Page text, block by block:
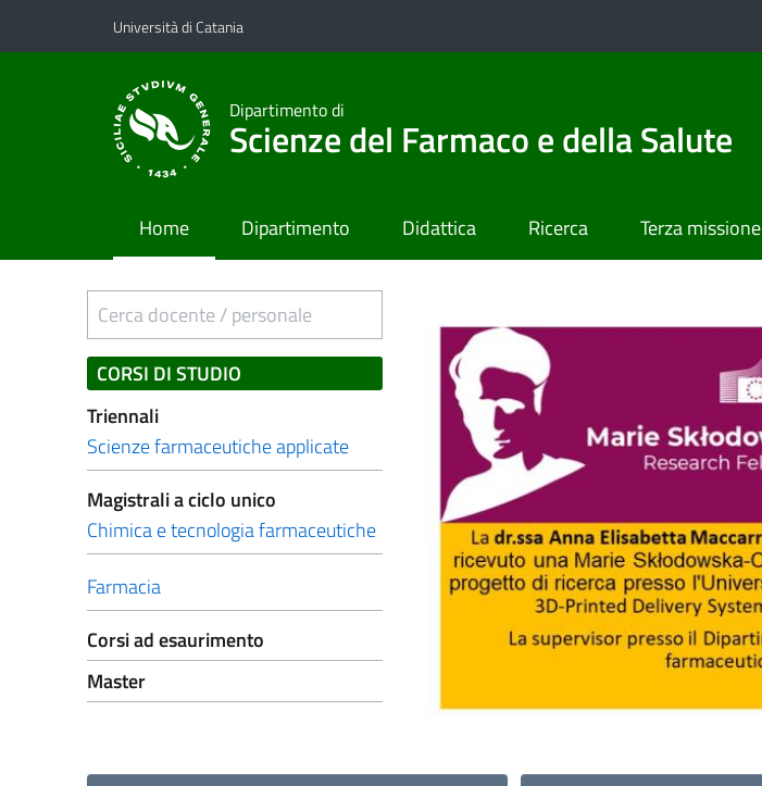
Vai al contenuto principale
Vai al menu di navigazione
Università di Catania
Dipartimento di
Scienze del Farmaco e della Salute
Home Dipartimento Didattica Ricerca Terza missione
Cerca docente / personale
CORSI DI STUDIO
Triennali
Scienze farmaceutiche applicate
Magistrali a ciclo unico
Chimica e tecnologia farmaceutiche
Farmacia
Corsi ad esaurimento
Master